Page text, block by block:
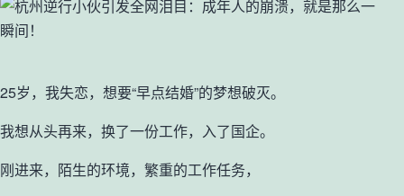
25岁，我失恋，想要“早点结婚”的梦想破灭。
我想从头再来，换了一份工作，入了国企。
刚进来，陌生的环境，繁重的工作任务，